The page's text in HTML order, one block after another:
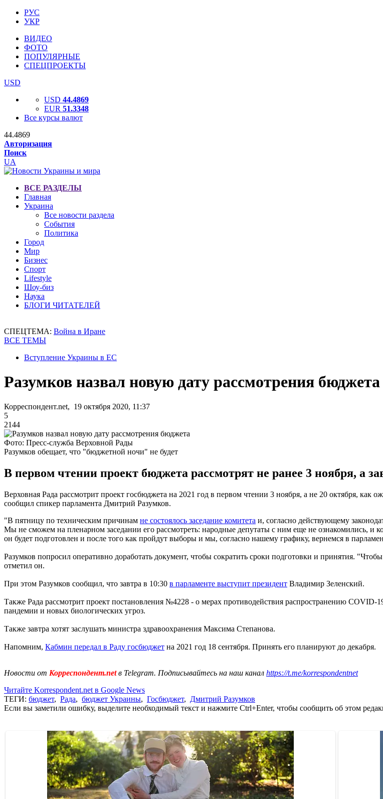
РУС
УКР
ВИДЕО
ФОТО
ПОПУЛЯРНЫЕ
СПЕЦПРОЕКТЫ
USD
USD 44.4869
EUR 51.3348
Все курсы валют
44.4869
Авторизация
Поиск
UA
ВСЕ РАЗДЕЛЫ
Главная
Украина
Все новости раздела
События
Политика
Город
Мир
Бизнес
Спорт
Lifestyle
Шоу-биз
Наука
БЛОГИ ЧИТАТЕЛЕЙ
СПЕЦТЕМА: Война в Иране
ВСЕ ТЕМЫ
Вступление Украины в ЕС
Разумков назвал новую дату рассмотрения бюджета
Корреспондент.net, 19 октября 2020, 11:37
5
2144
Фото: Пресс-служба Верховной Рады
Разумков обещает, что "бюджетной ночи" не будет
В первом чтении проект бюджета рассмотрят не ранее 3 ноября, а
Верховная Рада рассмотрит проект госбюджета на 2021 год в первом чтении 3 ноября, а не 20 октября, как
сообщил спикер парламента Дмитрий Разумков.
"В пятницу по техническим причинам не состоялось заседание комитета и, согласно действующему
Мы не сможем на пленарном заседании его рассмотреть: народные депутаты с ним еще не ознакомились,
он будет подготовлен и после того как пройдут выборы и мы, согласно нашему графику, вернемся в
Разумков попросил оперативно доработать документ, чтобы сократить сроки подготовки и принятия.
отметил он.
При этом Разумков сообщил, что завтра в 10:30 в парламенте выступит президент Владимир Зеленский.
Также Рада рассмотрит проект постановления №4228 - о мерах противодействия распространению COVID-
пандемии и новых биологических угроз.
Также завтра хотят заслушать министра здравоохранения Максима Степанова.
Напомним, Кабмин передал в Раду госбюджет на 2021 год 18 сентября. Принять его планируют до декабря.
Новости от Корреспондент.netв Telegram. Подписывайтесь на наш канал https://t.me/korrespondentnet
Читайте Korrespondent.net в Google News
ТЕГИ: бюджет, Рада, бюджет Украины, Госбюджет, Дмитрий Разумков
Если вы заметили ошибку, выделите необходимый текст и нажмите Ctrl+Enter, чтобы сообщить об этом